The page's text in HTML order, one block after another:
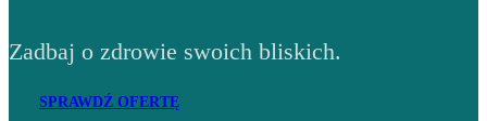
Zadbaj o zdrowie swoich bliskich.
SPRAWDŹ OFERTĘ